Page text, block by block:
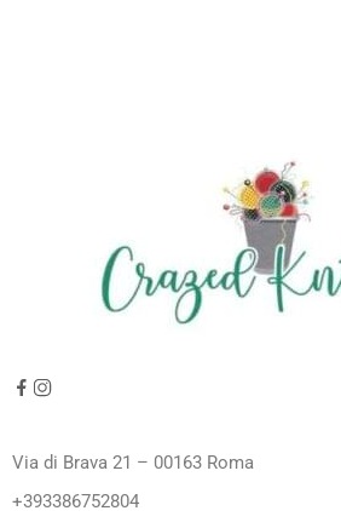
Via di Brava 21 – 00163 Roma
+393386752804